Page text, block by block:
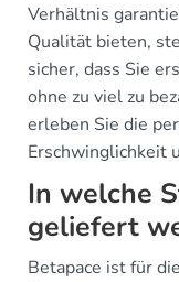
Verhältnis
Qualität bieten,
sicher, dass Sie
ohne zu viel zu
erleben Sie die
Erschwinglichkeit
In welche
geliefert
Betapace ist für